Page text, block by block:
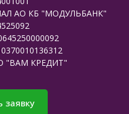
АО КБ "МОДУЛЬБАНК"
"ВАМ КРЕДИТ"
заявку